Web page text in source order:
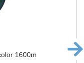
1600m